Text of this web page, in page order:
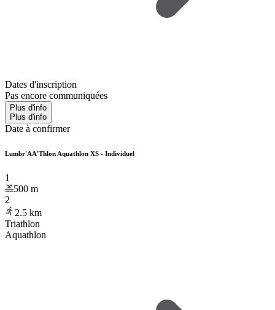
Dates d'inscription
Pas encore communiquées
Plus d'info
Plus d'info
Date à confirmer
Lumbr'AA'Thlon Aquathlon XS - Individuel
1
500 m
2
2.5 km
Triathlon
Aquathlon